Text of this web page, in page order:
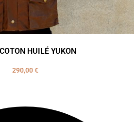
HUILÉ YUKON
290,00€